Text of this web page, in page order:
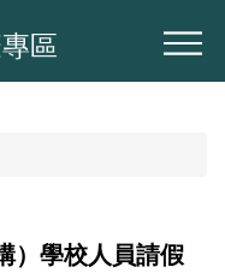
區
）學校人員請假